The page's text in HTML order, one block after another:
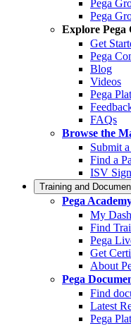
Pega
Pega
Explore Pega
Get
Pega
Blog
Videos
Pega
FAQs
Browse the
Submit
Find a
ISV
Training and
Pega
My
Find
Pega
Get
About
Pega
Find
Latest
Pega